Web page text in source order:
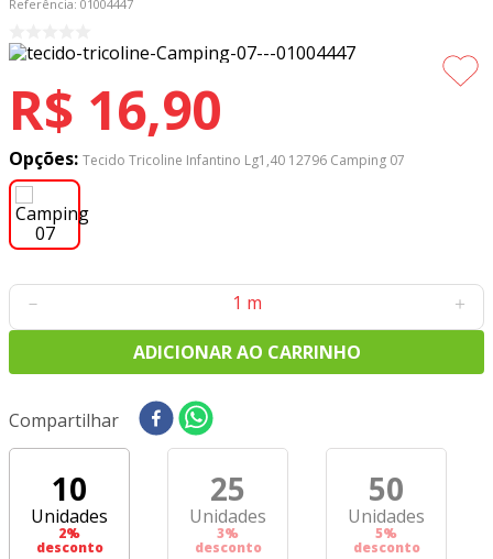
Referência: 01004447
R$ 16,90
Opções: Tecido Tricoline Infantino Lg1,40 12796 Camping 07
＋
－
ADICIONAR AO CARRINHO
Compartilhar
10
Unidades
2%
desconto
25
Unidades
3%
desconto
50
Unidades
5%
desconto
6º
percal
7º
tecido tricoline
8
tricoline digital
9º
tecido oxford